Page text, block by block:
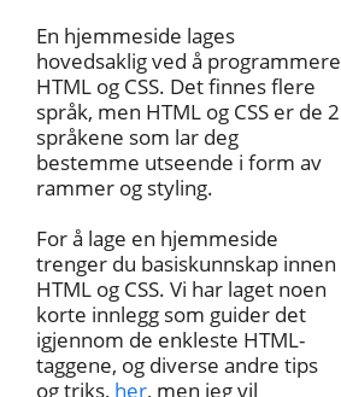
En hjemmeside lages
hovedsaklig ved å programmere
HTML og CSS. Det finnes flere
språk, men HTML og CSS er de 2
språkene som lar deg
bestemme utseende i form av
rammer og styling.
For å lage en hjemmeside
trenger du basiskunnskap innen
HTML og CSS. Vi har laget noen
korte innlegg som guider det
igjennom de enkleste HTML-
taggene, og diverse andre tips
og triks, her, men jeg vil